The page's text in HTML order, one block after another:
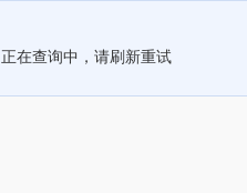
正在查询中，请刷新重试